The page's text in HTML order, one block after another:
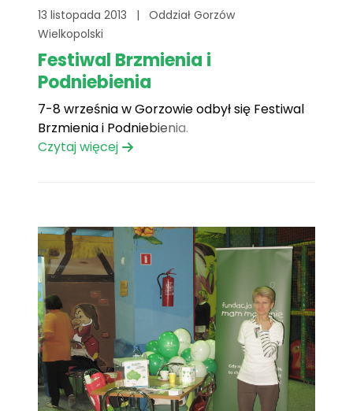
13 listopada 2013 |
Oddział Gorzów
Wielkopolski
Festiwal Brzmienia i
Podniebienia
7-8 września w Gorzowie odbył się Festiwal
Brzmienia i Podniebienia.
Czytaj więcej